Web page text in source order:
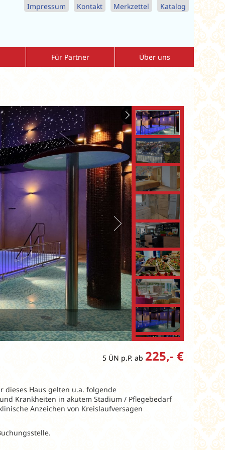
Impressum Kontakt Merkzettel Katalog
Für Partner
Katalogbestellung Reisebüros
Über uns
Allgemeine-Reisebedingungen
Datenschutzerklärung
Kontaktformular
MediKur Reisen
5 ÜN p.P. ab 225,- €
dieses Haus gelten u.a. folgende
Krankheiten in akutem Stadium / Pflegebedarf
Anzeichen von Kreislaufversagen